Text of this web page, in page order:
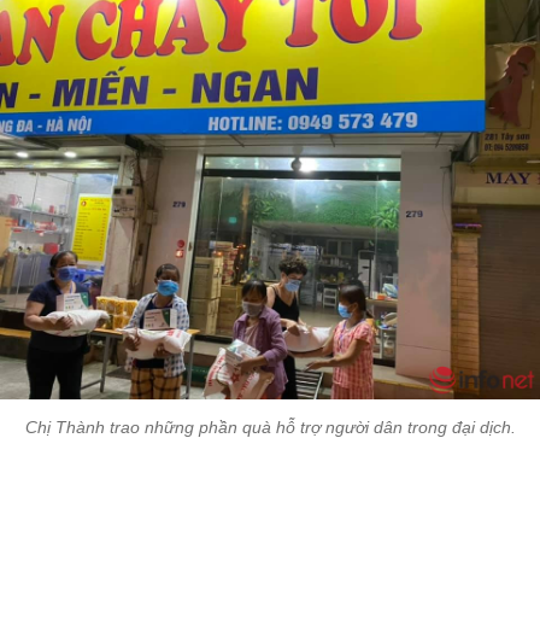
Chị Thành trao những phần quà hỗ trợ người dân trong đại dịch.